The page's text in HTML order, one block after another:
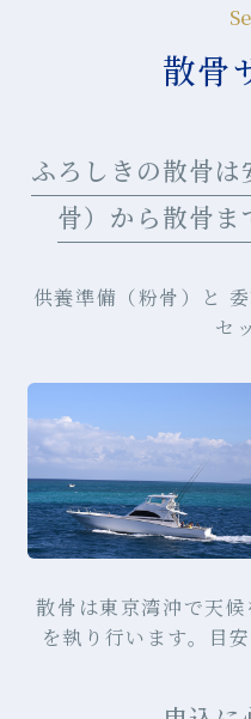
散骨
ふろしきの散骨
骨）から散骨
供養準備（粉骨）と
セ
散骨は東京湾沖で天
を執り行います。 目